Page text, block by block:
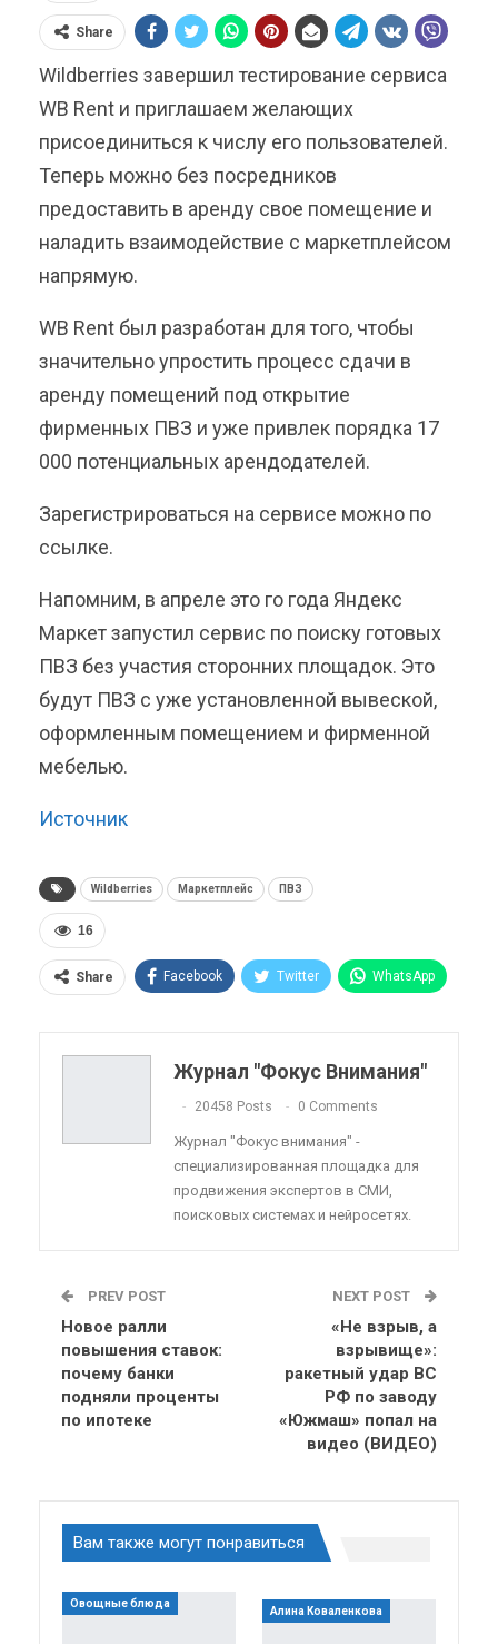
Share
Wildberries завершил тестирование сервиса
WB Rent и приглашаем желающих
присоединиться к числу его пользователей.
Теперь можно без посредников
предоставить в аренду свое помещение и
наладить взаимодействие с маркетплейсом
напрямую.
WB Rent был разработан для того, чтобы
значительно упростить процесс сдачи в
аренду помещений под открытие
фирменных ПВЗ и уже привлек порядка 17
000 потенциальных арендодателей.
Зарегистрироваться на сервисе можно по
ссылке.
Напомним, в апреле это го года Яндекс
Маркет запустил сервис по поиску готовых
ПВЗ без участия сторонних площадок. Это
будут ПВЗ с уже установленной вывеской,
оформленным помещением и фирменной
мебелью.
Источник
Wildberries Маркетплейс ПВЗ
16
Share Facebook Twitter WhatsApp
Telegram VK Viber
Linkedin Tumblr
Журнал "Фокус Внимания"
20458 Posts 0 Comments
Журнал "Фокус внимания" -
специализированная площадка для
продвижения экспертов в СМИ,
поисковых системах и нейросетях.
PREV POST
Новое ралли
повышения ставок:
почему банки
подняли проценты
по ипотеке
NEXT POST
«Не взрыв, а
взрывище»:
ракетный удар ВС
РФ по заводу
«Южмаш» попал на
видео (ВИДЕО)
Вам также могут понравиться
Овощные блюда
Алина Коваленкова